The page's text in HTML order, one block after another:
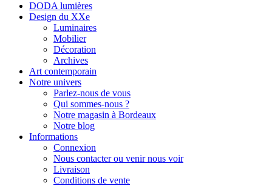
DODA lumières
Design du XXe
Luminaires
Mobilier
Décoration
Archives
Art contemporain
Notre univers
Parlez-nous de vous
Qui sommes-nous ?
Notre magasin à Bordeaux
Notre blog
Informations
Connexion
Nous contacter ou venir nous voir
Livraison
Conditions de vente